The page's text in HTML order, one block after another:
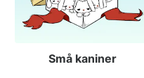
Små kaniner